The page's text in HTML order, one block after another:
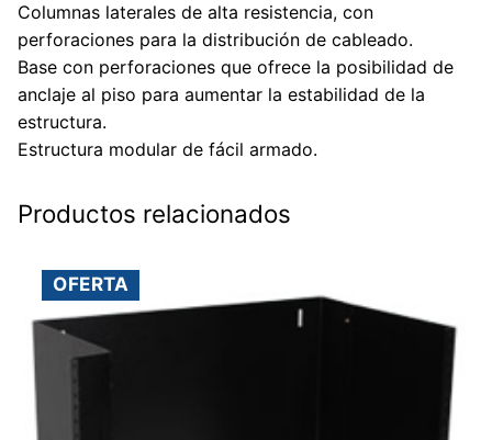
Columnas laterales de alta resistencia, con
perforaciones para la distribución de cableado.
Base con perforaciones que ofrece la posibilidad de
anclaje al piso para aumentar la estabilidad de la
estructura.
Estructura modular de fácil armado.
Productos relacionados
OFERTA